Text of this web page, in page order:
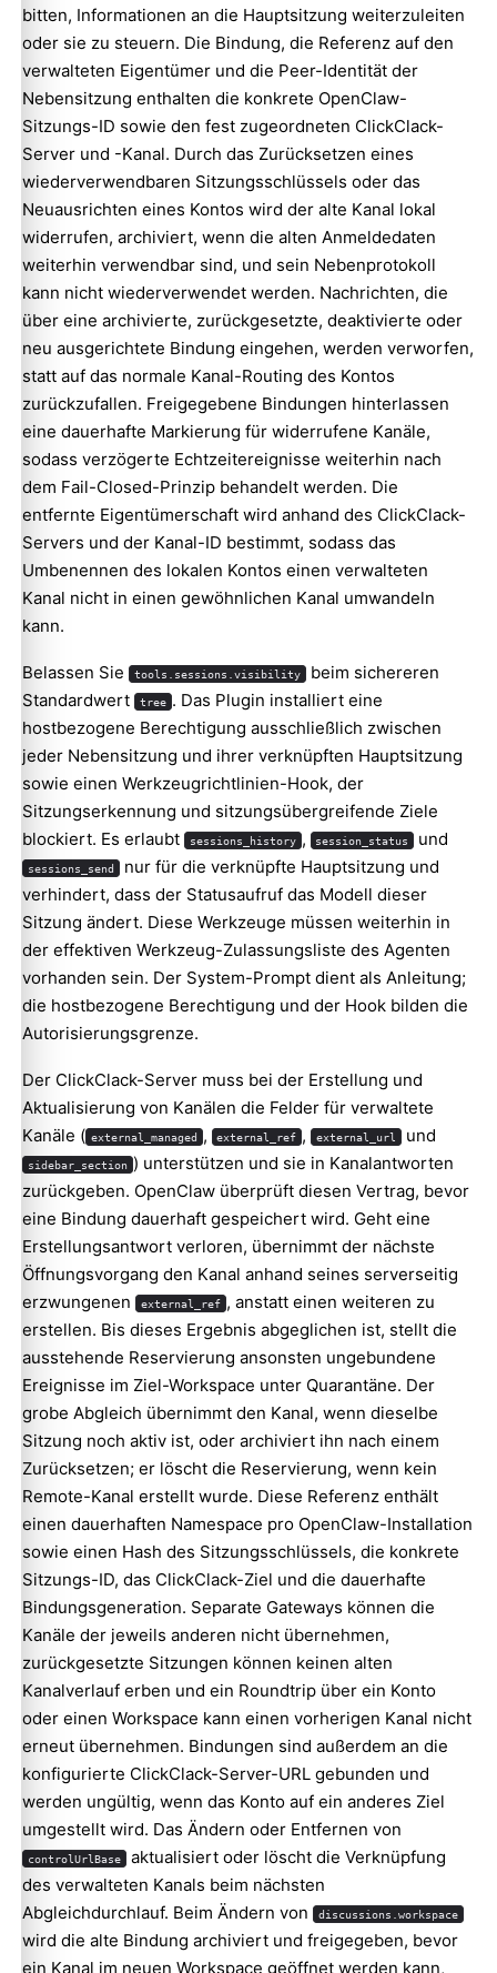
bitten, Informationen an die Hauptsitzung weiterzuleiten
oder sie zu steuern. Die Bindung, die Referenz auf den
verwalteten Eigentümer und die Peer-Identität der
Nebensitzung enthalten die konkrete OpenClaw-
Sitzungs-ID sowie den fest zugeordneten ClickClack-
Server und -Kanal. Durch das Zurücksetzen eines
wiederverwendbaren Sitzungsschlüssels oder das
Neuausrichten eines Kontos wird der alte Kanal lokal
widerrufen, archiviert, wenn die alten Anmeldedaten
weiterhin verwendbar sind, und sein Nebenprotokoll
kann nicht wiederverwendet werden. Nachrichten, die
über eine archivierte, zurückgesetzte, deaktivierte oder
neu ausgerichtete Bindung eingehen, werden verworfen,
statt auf das normale Kanal-Routing des Kontos
zurückzufallen. Freigegebene Bindungen hinterlassen
eine dauerhafte Markierung für widerrufene Kanäle,
sodass verzögerte Echtzeitereignisse weiterhin nach
dem Fail-Closed-Prinzip behandelt werden. Die
entfernte Eigentümerschaft wird anhand des ClickClack-
Servers und der Kanal-ID bestimmt, sodass das
Umbenennen des lokalen Kontos einen verwalteten
Kanal nicht in einen gewöhnlichen Kanal umwandeln
kann.
Belassen Sie tools.sessions.visibility beim sichereren
Standardwert
tree . Das Plugin installiert eine
hostbezogene Berechtigung ausschließlich zwischen
jeder Nebensitzung und ihrer verknüpften Hauptsitzung
sowie einen Werkzeugrichtlinien-Hook, der
Sitzungserkennung und sitzungsübergreifende Ziele
blockiert. Es erlaubt
sessions_history , session_status und
sessions_send nur für die verknüpfte Hauptsitzung und
verhindert, dass der Statusaufruf das Modell dieser
Sitzung ändert. Diese Werkzeuge müssen weiterhin in
der effektiven Werkzeug-Zulassungsliste des Agenten
vorhanden sein. Der System-Prompt dient als Anleitung;
die hostbezogene Berechtigung und der Hook bilden die
Autorisierungsgrenze.
Der ClickClack-Server muss bei der Erstellung und
Aktualisierung von Kanälen die Felder für verwaltete
Kanäle ( external_managed , external_ref , external_url und
sidebar_section ) unterstützen und sie in Kanalantworten
zurückgeben. OpenClaw überprüft diesen Vertrag, bevor
eine Bindung dauerhaft gespeichert wird. Geht eine
Erstellungsantwort verloren, übernimmt der nächste
Öffnungsvorgang den Kanal anhand seines serverseitig
erzwungenen
external_ref , anstatt einen weiteren zu
erstellen. Bis dieses Ergebnis abgeglichen ist, stellt die
ausstehende Reservierung ansonsten ungebundene
Ereignisse im Ziel-Workspace unter Quarantäne. Der
grobe Abgleich übernimmt den Kanal, wenn dieselbe
Sitzung noch aktiv ist, oder archiviert ihn nach einem
Zurücksetzen; er löscht die Reservierung, wenn kein
Remote-Kanal erstellt wurde. Diese Referenz enthält
einen dauerhaften Namespace pro OpenClaw-Installation
sowie einen Hash des Sitzungsschlüssels, die konkrete
Sitzungs-ID, das ClickClack-Ziel und die dauerhafte
Bindungsgeneration. Separate Gateways können die
Kanäle der jeweils anderen nicht übernehmen,
zurückgesetzte Sitzungen können keinen alten
Kanalverlauf erben und ein Roundtrip über ein Konto
oder einen Workspace kann einen vorherigen Kanal nicht
erneut übernehmen. Bindungen sind außerdem an die
konfigurierte ClickClack-Server-URL gebunden und
werden ungültig, wenn das Konto auf ein anderes Ziel
umgestellt wird. Das Ändern oder Entfernen von
controlUrlBase aktualisiert oder löscht die Verknüpfung
des verwalteten Kanals beim nächsten
Abgleichdurchlauf. Beim Ändern von
discussions.workspace
wird die alte Bindung archiviert und freigegeben, bevor
ein Kanal im neuen Workspace geöffnet werden kann,